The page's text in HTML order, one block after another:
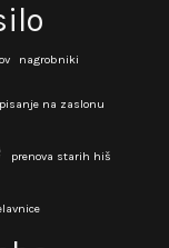
nagrobniki
pisanje na zaslonu
prenova starih hiš